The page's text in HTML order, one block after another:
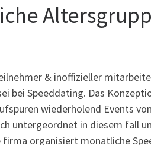
& inoffizieller
bei Speeddating. Das
wiederholend Events von
untergeordnet in diesem fall
organisiert monatliche